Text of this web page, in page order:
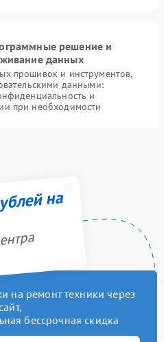
решение и
данных
прошивок и инструментов,
данными:
и
при необходимости
на
на ремонт техники через
бессрочная скидка